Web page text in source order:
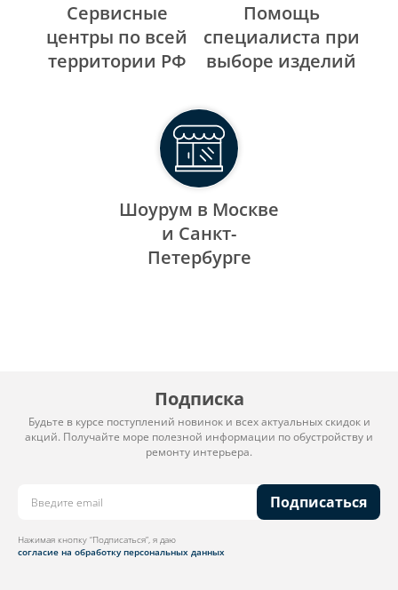
Сервисные
центры по всей
территории РФ
Помощь
специалиста при
выборе изделий
Шоурум в Москве
и Санкт-
Петербурге
Подписка
Будьте в курсе поступлений новинок и всех актуальных скидок и
акций. Получайте море полезной информации по обустройству и
ремонту интерьера.
Подписаться
Нажимая кнопку “Подписаться”, я даю
согласие на обработку персональных данных